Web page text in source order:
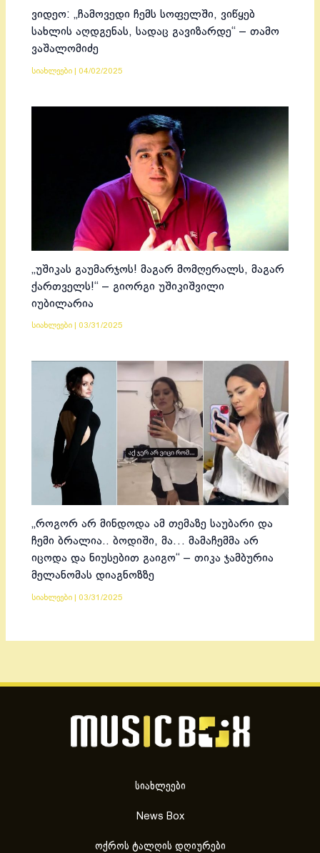
ვიდეო: „ჩამოვედი ჩემს სოფელში, ვიწყებ
სახლის აღდგენას, სადაც გავიზარდე“ – თამო
ვაშალომიძე
სიახლეები 04/02/2025
„უშიკას გაუმარჯოს! მაგარ მომღერალს, მაგარ
ქართველს!“ – გიორგი უშიკიშვილი
იუბილარია
სიახლეები 03/31/2025
„როგორ არ მინდოდა ამ თემაზე საუბარი და
ჩემი ბრალია.. ბოდიში, მა… მამაჩემმა არ
იცოდა და ნიუსებით გაიგო“ – თიკა ჯამბურია
მელანომას დიაგნოზზე
სიახლეები 03/31/2025
სიახლეები
News Box
ოქროს ტალღის დღიურები